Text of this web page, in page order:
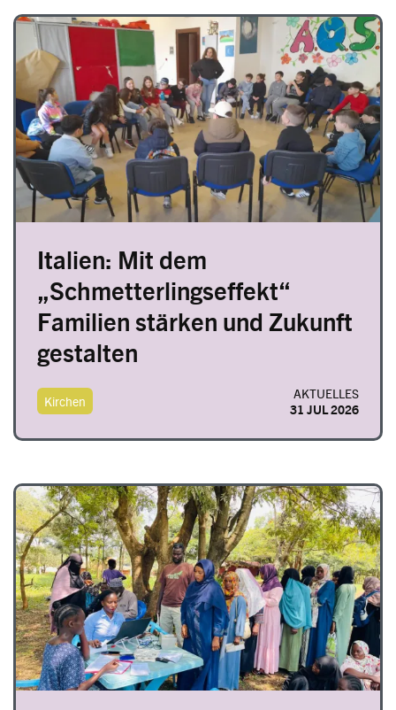
Image
Italien: Mit dem
„Schmetterlingseffekt“
Familien stärken und Zukunft
gestalten
Kirchen
AKTUELLES
31 JUL 2026
Image